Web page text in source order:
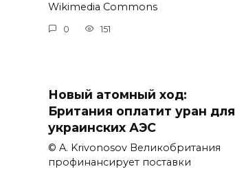
Wikimedia Commons
0 151
Новый атомный ход:
Британия оплатит уран для
украинских АЭС
© A. Krivonosov Великобритания
профинансирует поставки